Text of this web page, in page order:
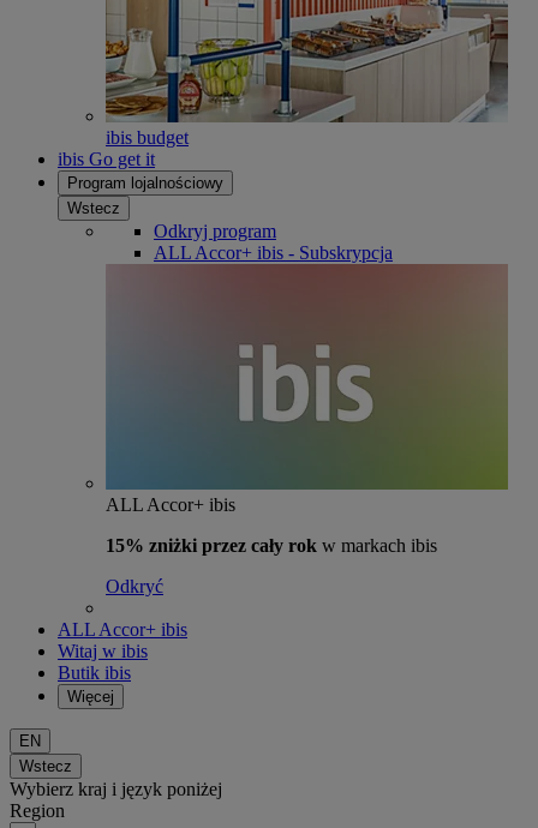
ibis budget
ibis Go get it
Program lojalnościowy
Wstecz
Odkryj program
ALL Accor+ ibis - Subskrypcja
ALL Accor+ ibis
15% zniżki przez cały rok w markach ibis
Odkryć
ALL Accor+ ibis
Witaj w ibis
Butik ibis
Więcej
EN
Wstecz
Wybierz kraj i język poniżej
Region